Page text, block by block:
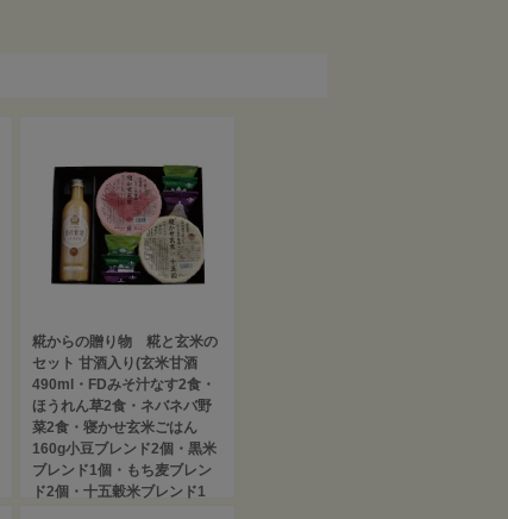
糀からの贈り物 糀と玄米の
セット 甘酒入り(玄米甘酒
490ml・FDみそ汁なす2食・
ほうれん草2食・ネバネバ野
菜2食・寝かせ玄米ごはん
160g小豆ブレンド2個・黒米
ブレンド1個・もち麦ブレン
ド2個・十五穀米ブレンド1